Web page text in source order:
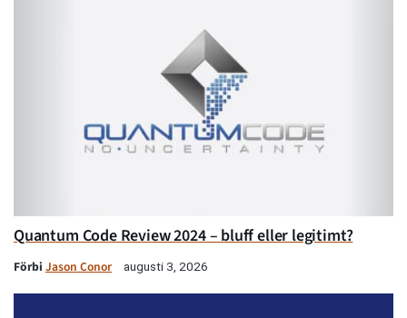
Quantum Code Review 2024 – bluff eller legitimt?
Förbi Jason Conor augusti 3, 2026